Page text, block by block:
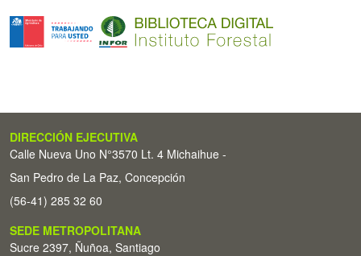
DIRECCIÓN EJECUTIVA
Calle Nueva Uno N°3570 Lt. 4 Michaihue -
San Pedro de La Paz, Concepción
(56-41) 285 32 60
SEDE METROPOLITANA
Sucre 2397, Ñuñoa, Santiago